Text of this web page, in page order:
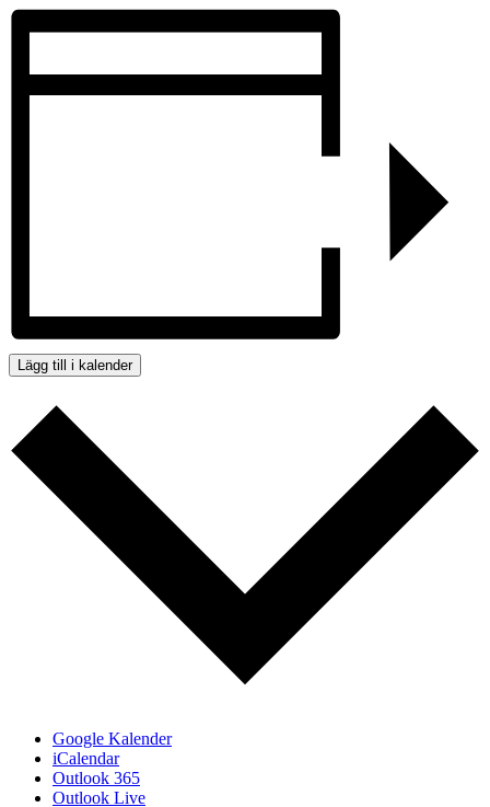
Lägg till i kalender
Google Kalender
iCalendar
Outlook 365
Outlook Live